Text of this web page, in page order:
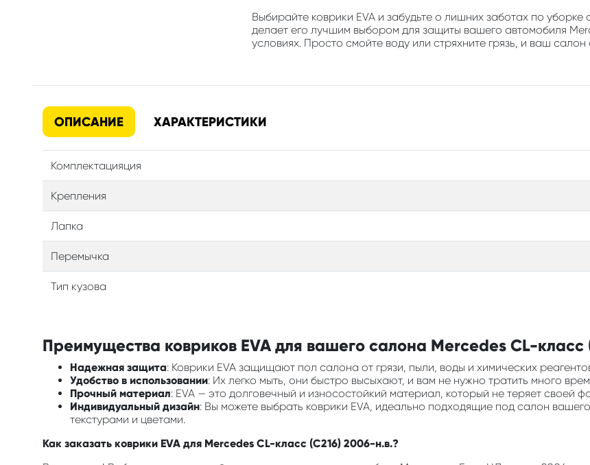
Выбирайте коврики EVA и забудьте о лишних заботах по
делает его лучшим выбором для защиты вашего автомобиля
условиях. Просто смойте воду или стряхните грязь, и ваш салон
ОПИСАНИЕ ХАРАКТЕРИСТИКИ
Комплектацияция
Крепления
Лапка
Перемычка
Тип кузова
Преимущества ковриков EVA для вашего салона Mercedes CL-класс
Надежная защита: Коврики EVA защищают пол салона от грязи, пыли, воды и химических
Удобство в использовании: Их легко мыть, они быстро высыхают, и вам не нужно тратить много
Прочный материал: EVA — это долговечный и износостойкий материал, который не теряет своей
Индивидуальный дизайн: Вы можете выбрать коврики EVA, идеально подходящие под салон
текстурами и цветами.
Как заказать коврики EVA для Mercedes CL-класс (C216) 2006-н.в.?